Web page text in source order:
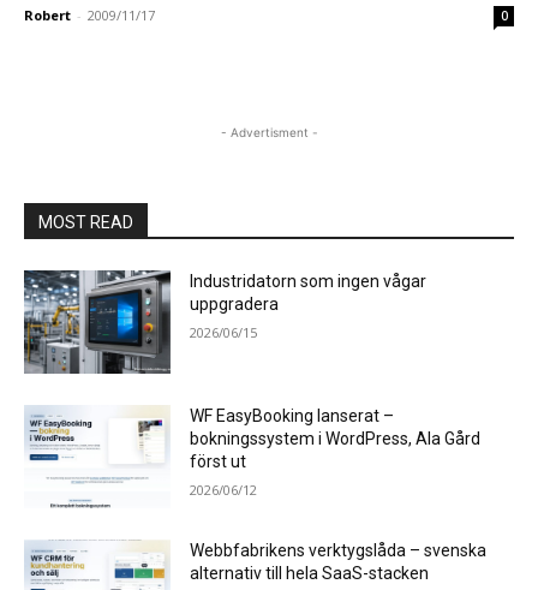
Robert - 2009/11/17 0
- Advertisment -
MOST READ
Industridatorn som ingen vågar
uppgradera
2026/06/15
WF EasyBooking lanserat –
bokningssystem i WordPress, Ala Gård
först ut
2026/06/12
Webbfabrikens verktygslåda – svenska
alternativ till hela SaaS-stacken